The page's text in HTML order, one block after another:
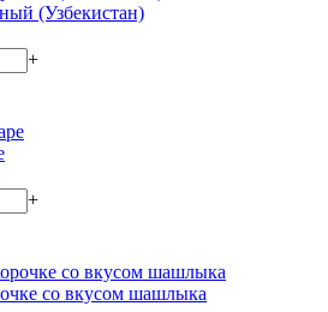
(Узбекистан)
+
+
со вкусом шашлыка